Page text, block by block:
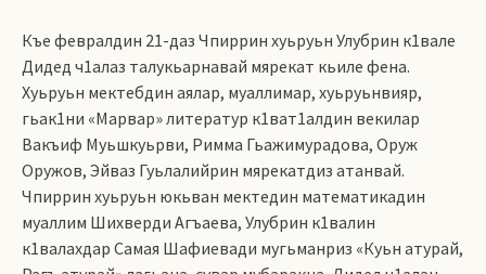
Къе февралдин 21-даз Чпиррин хуьруьн Улубрин к1вале
Дидед ч1алаз талукьарнавай мярекат кьиле фена.
Хуьруьн мектебдин аялар, муаллимар, хуьруьнвияр,
гьак1ни «Марвар» литератур к1ват1алдин векилар
Вакъиф Муьшкуьрви, Римма Гьажимурадова, Оруж
Оружов, Эйваз Гуьлалийрин мярекатдиз атанвай.
Чпиррин хуьруьн юкьван мектедин математикадин
муаллим Шихверди Агъаева, Улубрин к1валин
к1валахдар Самая Шафиевади мугьманриз «Куьн атурай,